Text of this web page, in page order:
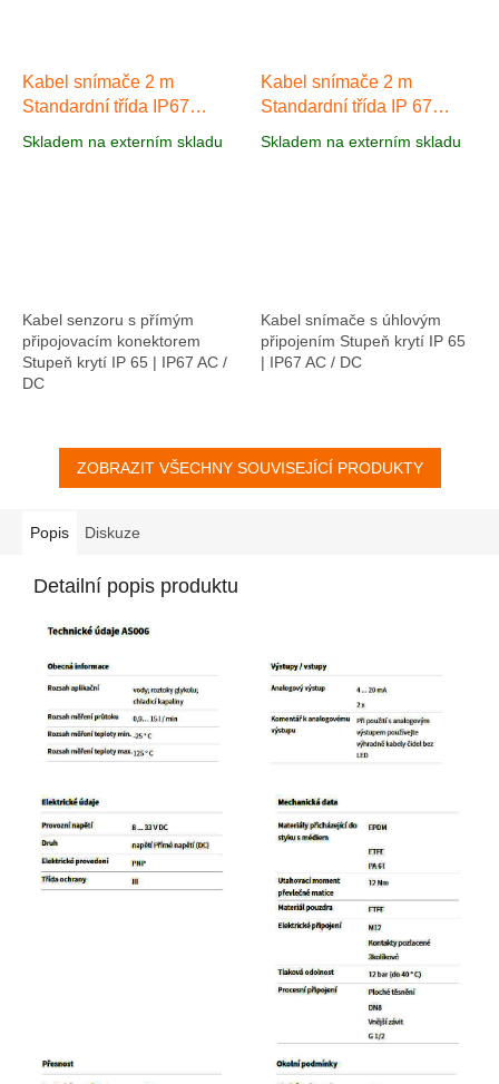
Kabel snímače 2 m
Standardní třída IP67
AA037
Skladem na externím skladu
Kabel senzoru s přímým
připojovacím konektorem
Stupeň krytí IP 65 | IP67 AC /
DC
Kabel snímače 2 m
Standardní třída IP 67
AA040
Skladem na externím skladu
Kabel snímače s úhlovým
připojením Stupeň krytí IP 65
| IP67 AC / DC
ZOBRAZIT VŠECHNY SOUVISEJÍCÍ PRODUKTY
Popis Diskuze
Detailní popis produktu